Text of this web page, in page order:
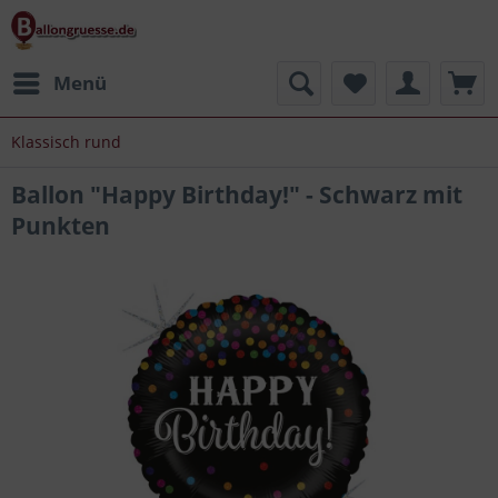
Menü
Klassisch rund
Ballon "Happy Birthday!" - Schwarz mit
Punkten